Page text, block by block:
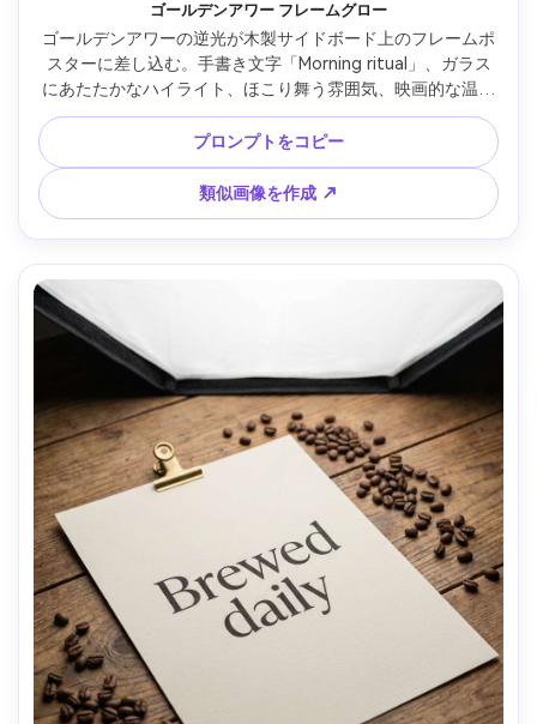
ゴールデンアワー フレームグロー
ゴールデンアワーの逆光が木製サイドボード上のフレームポ
スターに差し込む。手書き文字「Morning ritual」、ガラス
にあたたかなハイライト、ほこり舞う雰囲気、映画的な温か
み、50mmレンズ、自然な影、フォトリアルな質感、ハイレ
ゾ・ウォーターマークなし --ar 4:5
プロンプトをコピー
類似画像を作成 ↗